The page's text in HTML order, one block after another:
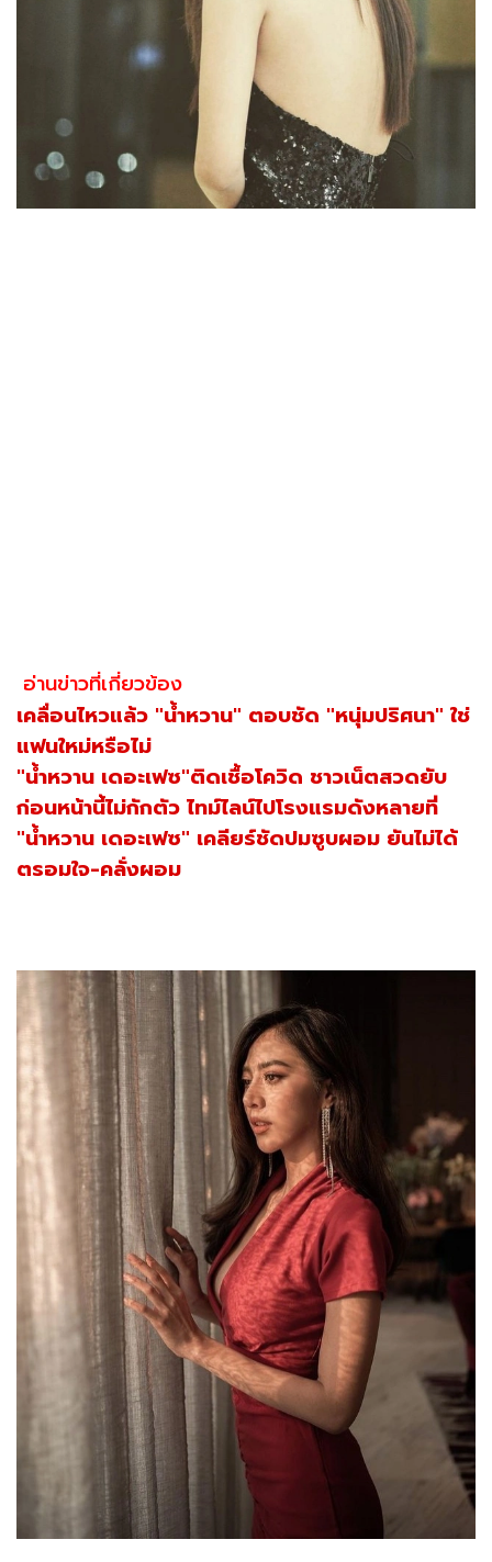
อ่านข่าวที่เกี่ยวข้อง
เคลื่อนไหวแล้ว "น้ำหวาน" ตอบชัด "หนุ่มปริศนา" ใช่
แฟนใหม่หรือไม่
"น้ำหวาน เดอะเฟซ"ติดเชื้อโควิด ชาวเน็ตสวดยับ
ก่อนหน้านี้ไม่กักตัว ไทม์ไลน์ไปโรงแรมดังหลายที่
"น้ำหวาน เดอะเฟซ" เคลียร์ชัดปมซูบผอม ยันไม่ได้
ตรอมใจ-คลั่งผอม